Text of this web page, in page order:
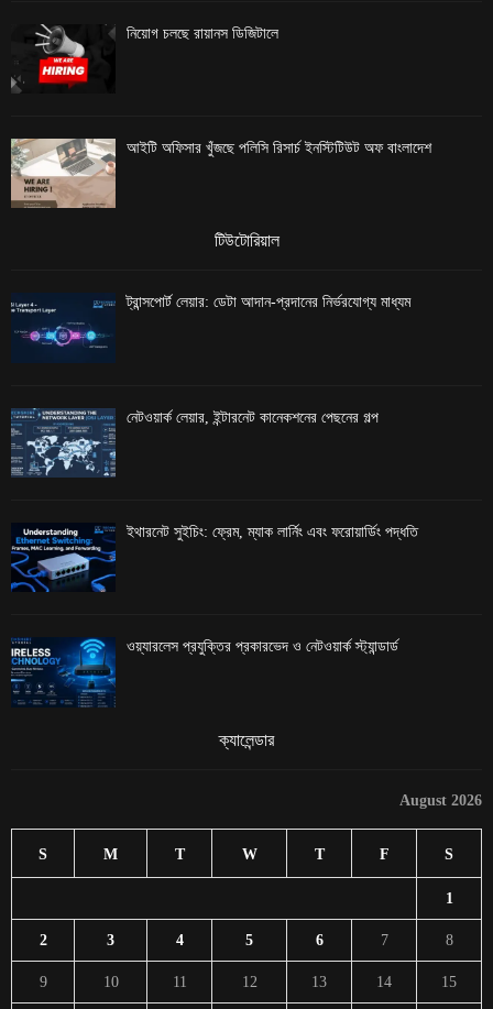
নিয়োগ চলছে রায়ানস ডিজিটালে
আইটি অফিসার খুঁজছে পলিসি রিসার্চ ইনস্টিটিউট অফ বাংলাদেশ
টিউটোরিয়াল
ট্রান্সপোর্ট লেয়ার: ডেটা আদান-প্রদানের নির্ভরযোগ্য মাধ্যম
নেটওয়ার্ক লেয়ার, ইন্টারনেট কানেকশনের পেছনের গল্প
ইথারনেট সুইচিং: ফ্রেম, ম্যাক লার্নিং এবং ফরোয়ার্ডিং পদ্ধতি
ওয়্যারলেস প্রযুক্তির প্রকারভেদ ও নেটওয়ার্ক স্ট্যান্ডার্ড
ক্যালেন্ডার
August 2026
S M T W T F S
1
2 3 4 5 6 7 8
9 10 11 12 13 14 15